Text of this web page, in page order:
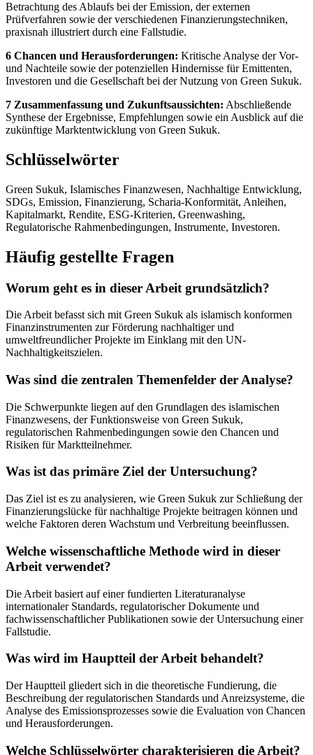
Betrachtung des Ablaufs bei der Emission, der externen
Prüfverfahren sowie der verschiedenen Finanzierungstechniken,
praxisnah illustriert durch eine Fallstudie.
6 Chancen und Herausforderungen: Kritische Analyse der Vor-
und Nachteile sowie der potenziellen Hindernisse für Emittenten,
Investoren und die Gesellschaft bei der Nutzung von Green Sukuk.
7 Zusammenfassung und Zukunftsaussichten: Abschließende
Synthese der Ergebnisse, Empfehlungen sowie ein Ausblick auf die
zukünftige Marktentwicklung von Green Sukuk.
Schlüsselwörter
Green Sukuk, Islamisches Finanzwesen, Nachhaltige Entwicklung,
SDGs, Emission, Finanzierung, Scharia-Konformität, Anleihen,
Kapitalmarkt, Rendite, ESG-Kriterien, Greenwashing,
Regulatorische Rahmenbedingungen, Instrumente, Investoren.
Häufig gestellte Fragen
Worum geht es in dieser Arbeit grundsätzlich?
Die Arbeit befasst sich mit Green Sukuk als islamisch konformen
Finanzinstrumenten zur Förderung nachhaltiger und
umweltfreundlicher Projekte im Einklang mit den UN-
Nachhaltigkeitszielen.
Was sind die zentralen Themenfelder der Analyse?
Die Schwerpunkte liegen auf den Grundlagen des islamischen
Finanzwesens, der Funktionsweise von Green Sukuk,
regulatorischen Rahmenbedingungen sowie den Chancen und
Risiken für Marktteilnehmer.
Was ist das primäre Ziel der Untersuchung?
Das Ziel ist es zu analysieren, wie Green Sukuk zur Schließung der
Finanzierungslücke für nachhaltige Projekte beitragen können und
welche Faktoren deren Wachstum und Verbreitung beeinflussen.
Welche wissenschaftliche Methode wird in dieser
Arbeit verwendet?
Die Arbeit basiert auf einer fundierten Literaturanalyse
internationaler Standards, regulatorischer Dokumente und
fachwissenschaftlicher Publikationen sowie der Untersuchung einer
Fallstudie.
Was wird im Hauptteil der Arbeit behandelt?
Der Hauptteil gliedert sich in die theoretische Fundierung, die
Beschreibung der regulatorischen Standards und Anreizsysteme, die
Analyse des Emissionsprozesses sowie die Evaluation von Chancen
und Herausforderungen.
Welche Schlüsselwörter charakterisieren die Arbeit?